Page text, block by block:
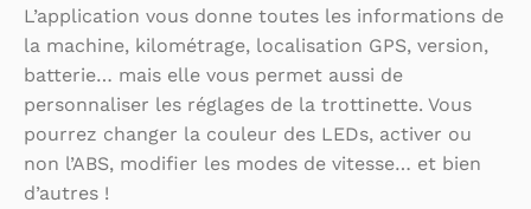
L’application vous donne toutes les informations de
la machine, kilométrage, localisation GPS, version,
batterie… mais elle vous permet aussi de
personnaliser les réglages de la trottinette. Vous
pourrez changer la couleur des LEDs, activer ou
non l’ABS, modifier les modes de vitesse… et bien
d’autres !